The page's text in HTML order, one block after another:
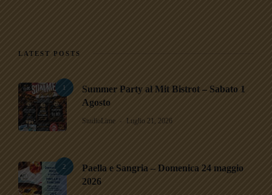
LATEST POSTS
1
Summer Party al Mit Bistrot – Sabato 1
Agosto
StudioLime Luglio 21, 2026
2
Paella e Sangria – Domenica 24 maggio
2026